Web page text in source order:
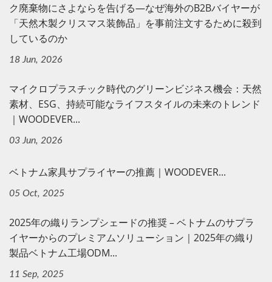
ク廃棄物にさよならを告げる—なぜ海外のB2Bバイヤーが
「天然木製クリスマス装飾品」を事前注文するために殺到
しているのか
18 Jun, 2026
マイクロプラスチック時代のグリーンビジネス機会：天然
素材、ESG、持続可能なライフスタイルの未来のトレンド
｜WOODEVER...
03 Jun, 2026
ベトナム家具サプライヤーの推薦｜WOODEVER...
05 Oct, 2025
2025年の織りランプシェードの推奨 – ベトナムのサプラ
イヤーからのプレミアムソリューション｜2025年の織り
製品ベトナム工場ODM...
11 Sep, 2025